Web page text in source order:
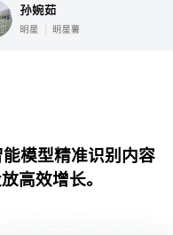
模型精准识别内容
高效增长。